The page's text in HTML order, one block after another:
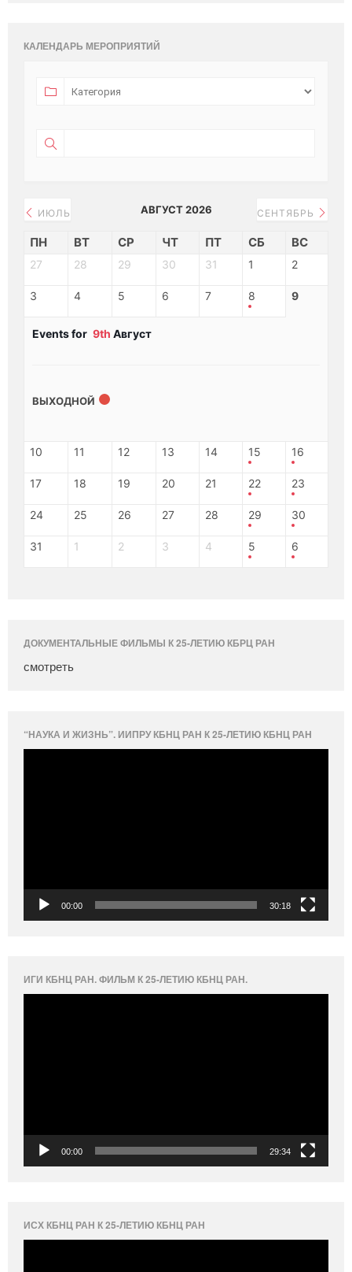
КАЛЕНДАРЬ МЕРОПРИЯТИЙ
ИЮЛЬ АВГУСТ 2026 СЕНТЯБРЬ
ПН ВТ СР ЧТ ПТ СБ ВС
27 28 29 30 31 1 2
3 4 5 6 7 8 9
Events for 9th Август
ВЫХОДНОЙ
10 11 12 13 14 15 16
17 18 19 20 21 22 23
24 25 26 27 28 29 30
31 1 2 3 4 5 6
ДОКУМЕНТАЛЬНЫЕ ФИЛЬМЫ К 25-ЛЕТИЮ КБРЦ РАН
смотреть
“НАУКА И ЖИЗНЬ”. ИИПРУ КБНЦ РАН К 25-ЛЕТИЮ КБНЦ РАН
00:00 30:18
ИГИ КБНЦ РАН. ФИЛЬМ К 25-ЛЕТИЮ КБНЦ РАН.
00:00 29:34
ИСХ КБНЦ РАН К 25-ЛЕТИЮ КБНЦ РАН